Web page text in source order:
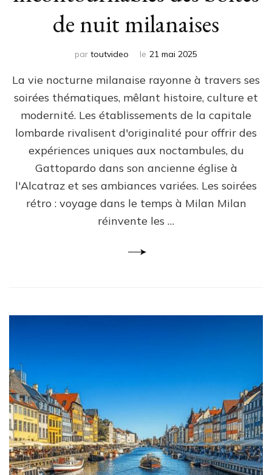
de nuit milanaises
par toutvideo le 21 mai 2025
La vie nocturne milanaise rayonne à travers ses
soirées thématiques, mêlant histoire, culture et
modernité. Les établissements de la capitale
lombarde rivalisent d'originalité pour offrir des
expériences uniques aux noctambules, du
Gattopardo dans son ancienne église à
l'Alcatraz et ses ambiances variées. Les soirées
rétro : voyage dans le temps à Milan Milan
réinvente les …